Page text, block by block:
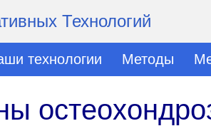
Технологий
технологии Методы